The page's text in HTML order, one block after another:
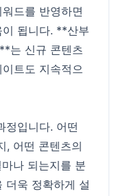
드를 반영하면
됩니다. **산부
는 신규 콘텐츠
트도 지속적으
정입니다. 어떤
, 어떤 콘텐츠의
나 되는지를 분
더욱 정확하게 설